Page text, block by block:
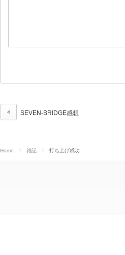
SEVEN-BRIDGE感想
Home 雑記 打ち上げ成功